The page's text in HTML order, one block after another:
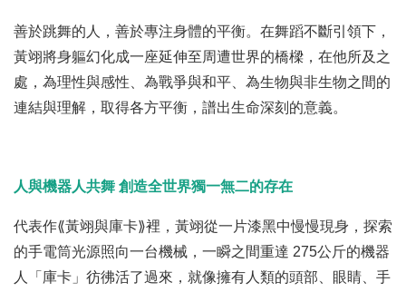
善於跳舞的人，善於專注身體的平衡。在舞蹈不斷引領下，
黃翊將身軀幻化成一座延伸至周遭世界的橋樑，在他所及之
處，為理性與感性、為戰爭與和平、為生物與非生物之間的
連結與理解，取得各方平衡，譜出生命深刻的意義。
人與機器人共舞 創造全世界獨一無二的存在
代表作⟪黃翊與庫卡⟫裡，黃翊從一片漆黑中慢慢現身，探索
的手電筒光源照向一台機械，一瞬之間重達 275公斤的機器
人「庫卡」彷彿活了過來，就像擁有人類的頭部、眼睛、手